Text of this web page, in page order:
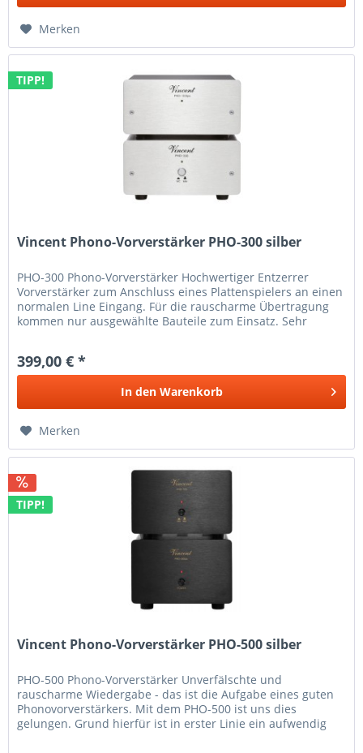
Merken
TIPP!
Vincent Phono-Vorverstärker PHO-300 silber
PHO-300 Phono-Vorverstärker Hochwertiger Entzerrer
Vorverstärker zum Anschluss eines Plattenspielers an einen
normalen Line Eingang. Für die rauscharme Übertragung
kommen nur ausgewählte Bauteile zum Einsatz. Sehr
399,00 € *
In den Warenkorb
Merken
TIPP!
Vincent Phono-Vorverstärker PHO-500 silber
PHO-500 Phono-Vorverstärker Unverfälschte und
rauscharme Wiedergabe - das ist die Aufgabe eines guten
Phonovorverstärkers. Mit dem PHO-500 ist uns dies
gelungen. Grund hierfür ist in erster Linie ein aufwendig